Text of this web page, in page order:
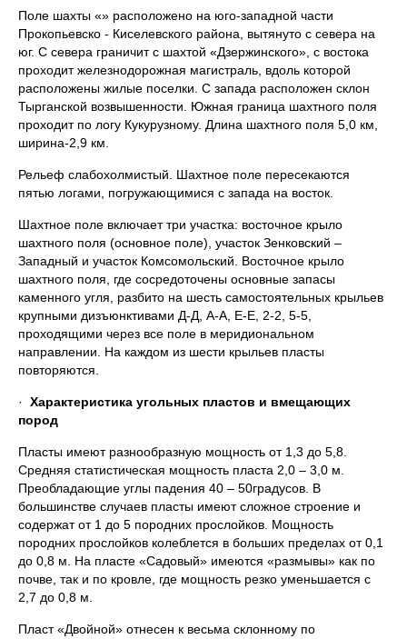
Поле шахты «» расположено на юго-западной части
Прокопьевско - Киселевского района, вытянуто с севера на
юг. С севера граничит с шахтой «Дзержинского», с востока
проходит железнодорожная магистраль, вдоль которой
расположены жилые поселки. С запада расположен склон
Тырганской возвышенности. Южная граница шахтного поля
проходит по логу Кукурузному. Длина шахтного поля 5,0 км,
ширина-2,9 км.
Рельеф слабохолмистый. Шахтное поле пересекаются
пятью логами, погружающимися с запада на восток.
Шахтное поле включает три участка: восточное крыло
шахтного поля (основное поле), участок Зенковский –
Западный и участок Комсомольский. Восточное крыло
шахтного поля, где сосредоточены основные запасы
каменного угля, разбито на шесть самостоятельных крыльев
крупными дизъюнктивами Д-Д, А-А, Е-Е, 2-2, 5-5,
проходящими через все поле в меридиональном
направлении. На каждом из шести крыльев пласты
повторяются.
· Характеристика угольных пластов и вмещающих
пород
Пласты имеют разнообразную мощность от 1,3 до 5,8.
Средняя статистическая мощность пласта 2,0 – 3,0 м.
Преобладающие углы падения 40 – 50градусов. В
большинстве случаев пласты имеют сложное строение и
содержат от 1 до 5 породних прослойков. Мощность
породних прослойков колеблется в больших пределах от 0,1
до 0,8 м. На пласте «Садовый» имеются «размывы» как по
почве, так и по кровле, где мощность резко уменьшается с
2,7 до 0,8 м.
Пласт «Двойной» отнесен к весьма склонному по